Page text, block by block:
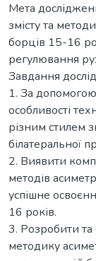
Мета
змісту та
борців 15-16
регулювання
Завдання
1. За допомогою
особливості
різним стилем
білатеральної
2. Виявити
методів
успішне
16 років.
3. Розробити
методику